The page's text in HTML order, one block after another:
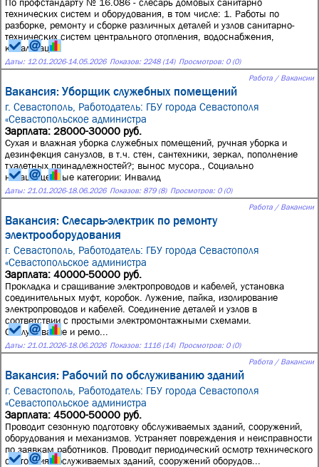
технических систем и оборудования, в том числе: 1. Работы по
разборке, ремонту и сборке различных деталей и узлов санитарно-
технических систем центрального отопления, водоснабжения,
канализац...
Даты: 12.01.2026-14.05.2026 Показов: 2248 (14) Просмотров: 0 (0)
Работа / Вакансии
Вакансия: Уборщик служебных помещений
г. Севастополь, Работодатель: ГБУ города Севастополя
«Севастопольское администра
Зарплата: 28000-30000 руб.
Сухая и влажная уборка служебных помещений, ручная уборка и
дезинфекция санузлов, в т.ч. стен, сантехники, зеркал, пополнение
туалетных принадлежностей?; вынос мусора., Социально
незащищенные категории: Инвалид
Даты: 21.01.2026-18.06.2026 Показов: 879 (8) Просмотров: 0 (0)
Работа / Вакансии
Вакансия: Слесарь-электрик по ремонту
электрооборудования
г. Севастополь, Работодатель: ГБУ города Севастополя
«Севастопольское администра
Зарплата: 40000-50000 руб.
Прокладка и сращивание электропроводов и кабелей, установка
соединительных муфт, коробок. Лужение, пайка, изолирование
электропроводов и кабелей. Соединение деталей и узлов в
соответствии с простыми электромонтажными схемами.
Обслуживание и ремо...
Даты: 21.01.2026-18.06.2026 Показов: 1116 (14) Просмотров: 0 (0)
Работа / Вакансии
Вакансия: Рабочий по обслуживанию зданий
г. Севастополь, Работодатель: ГБУ города Севастополя
«Севастопольское администра
Зарплата: 45000-50000 руб.
Проводит сезонную подготовку обслуживаемых зданий, сооружений,
оборудования и механизмов. Устраняет повреждения и неисправности
по заявкам работников. Проводит периодический осмотр технического
состояния обслуживаемых зданий, сооружений оборудов...